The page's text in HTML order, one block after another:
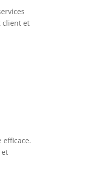
client et
efficace.
et